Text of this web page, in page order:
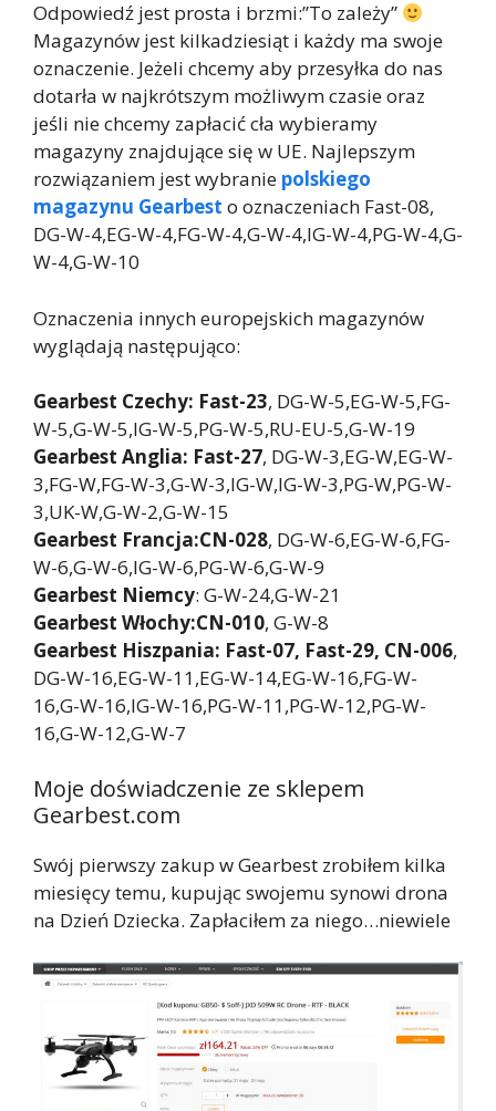
Odpowiedź jest prosta i brzmi:”To zależy”
Magazynów jest kilkadziesiąt i każdy ma swoje
oznaczenie. Jeżeli chcemy aby przesyłka do nas
dotarła w najkrótszym możliwym czasie oraz
jeśli nie chcemy zapłacić cła wybieramy
magazyny znajdujące się w UE. Najlepszym
rozwiązaniem jest wybranie polskiego
magazynu Gearbest o oznaczeniach Fast-08,
DG-W-4,EG-W-4,FG-W-4,G-W-4,IG-W-4,PG-W-4,G-
W-4,G-W-10
Oznaczenia innych europejskich magazynów
wyglądają następująco:
Gearbest Czechy: Fast-23, DG-W-5,EG-W-5,FG-
W-5,G-W-5,IG-W-5,PG-W-5,RU-EU-5,G-W-19
Gearbest Anglia: Fast-27, DG-W-3,EG-W,EG-W-
3,FG-W,FG-W-3,G-W-3,IG-W,IG-W-3,PG-W,PG-W-
3,UK-W,G-W-2,G-W-15
Gearbest Francja:CN-028, DG-W-6,EG-W-6,FG-
W-6,G-W-6,IG-W-6,PG-W-6,G-W-9
Gearbest Niemcy: G-W-24,G-W-21
Gearbest Włochy:CN-010, G-W-8
Gearbest Hiszpania: Fast-07, Fast-29, CN-006,
DG-W-16,EG-W-11,EG-W-14,EG-W-16,FG-W-
16,G-W-16,IG-W-16,PG-W-11,PG-W-12,PG-W-
16,G-W-12,G-W-7
Moje doświadczenie ze sklepem
Gearbest.com
Swój pierwszy zakup w Gearbest zrobiłem kilka
miesięcy temu, kupując swojemu synowi drona
na Dzień Dziecka. Zapłaciłem za niego…niewiele